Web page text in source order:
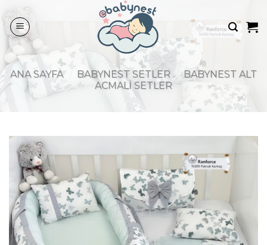
to
content
ANA SAYFA BABYNEST SETLER /
BABYNEST ALT
ACMALI SETLER